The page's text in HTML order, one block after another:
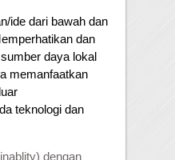
ide dari bawah dan
dan
daya lokal
memanfaatkan
teknologi dan
dengan